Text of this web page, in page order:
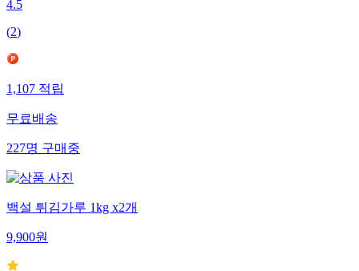
4.5
(2)
1,107적립
무료배송
227명구매중
백설 튀김가루 1kg x2개
9,900원